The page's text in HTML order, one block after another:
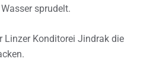
sprudelt.
Linzer Konditorei Jindrak die